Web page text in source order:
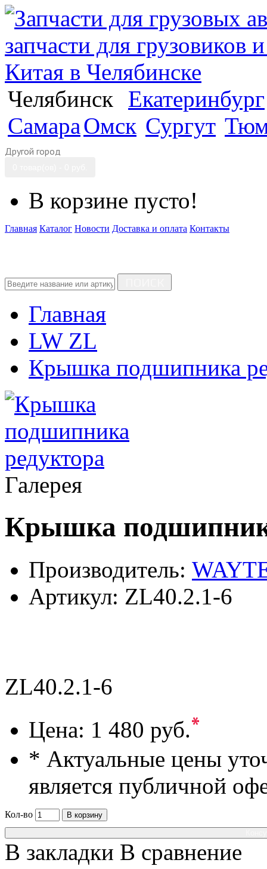
Челябинск
Екатеринбург
СамараОмск Сургут
Другой город
В корзине пусто!
Главная Каталог Новости Доставка и оплата Контакты
Главная
LW ZL
Крышка подшипника
Галерея
Крышка
Производитель:
Артикул: ZL40.2.1-6
ZL40.2.1-6
Цена: 1 480 руб.*
* Актуальные цены
является публичной
Кол-во
В корзину
В закладки В сравнение